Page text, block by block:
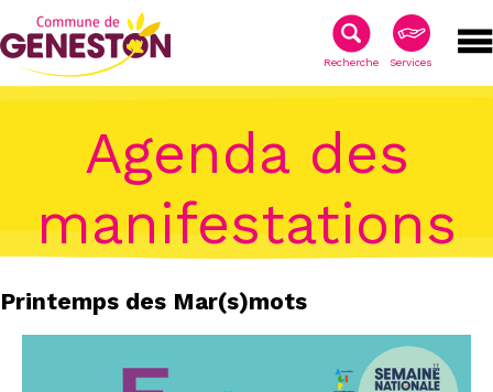
Recherche Services
Agenda des
manifestations
Printemps des Mar(s)mots